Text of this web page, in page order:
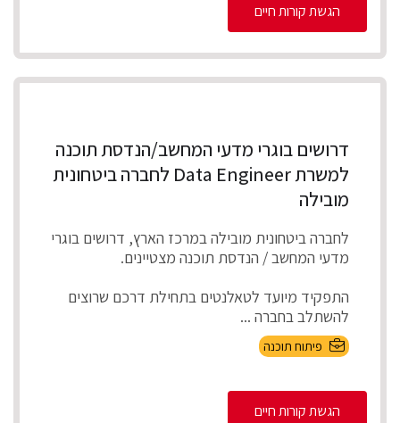
הגשת קורות חיים
דרושים בוגרי מדעי המחשב/הנדסת תוכנה
למשרת Data Engineer לחברה ביטחונית
מובילה
לחברה ביטחונית מובילה במרכז הארץ, דרושים בוגרי
מדעי המחשב / הנדסת תוכנה מצטיינים.
התפקיד מיועד לטאלנטים בתחילת דרכם שרוצים
להשתלב בחברה ...
פיתוח תוכנה
הגשת קורות חיים